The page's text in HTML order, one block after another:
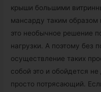
крыши большими
мансарду таким
это необычное решение
нагрузки. А поэтому без
осуществление таких
собой это и обойдется
просто потрясающий.